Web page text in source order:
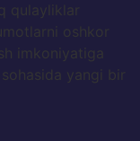
qulayliklar
oshkor
imkoniyatiga
yangi bir